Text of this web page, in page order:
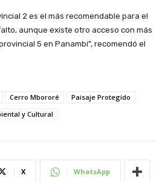
2 es el más recomendable para el
aunque existe otro acceso con más
5 en Panambí”, recomendó el
Cerro Mbororé
Paisaje Protegido
y Cultural
X WhatsApp